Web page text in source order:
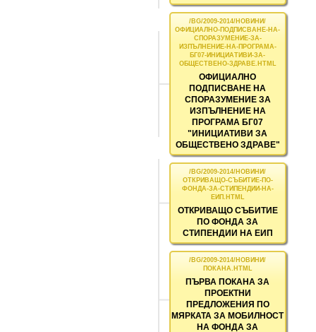
ОФИЦИАЛНО
ПОДПИСВАНЕ НА
СПОРАЗУМЕНИЕ ЗА
ИЗПЪЛНЕНИЕ НА
ПРОГРАМА БГ07
"ИНИЦИАТИВИ ЗА
ОБЩЕСТВЕНО ЗДРАВЕ"
ОТКРИВАЩО СЪБИТИЕ
ПО ФОНДА ЗА
СТИПЕНДИИ НА ЕИП
ПЪРВА ПОКАНА ЗА
ПРОЕКТНИ
ПРЕДЛОЖЕНИЯ ПО
МЯРКАТА ЗА МОБИЛНОСТ
НА ФОНДА ЗА